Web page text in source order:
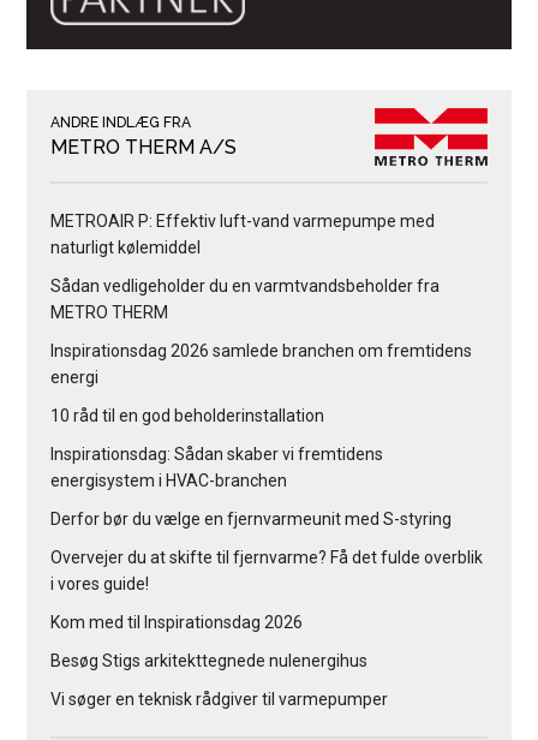
ANDRE INDLÆG FRA
METRO THERM A/S
METROAIR P: Effektiv luft-vand varmepumpe med
naturligt kølemiddel
Sådan vedligeholder du en varmtvandsbeholder fra
METRO THERM
Inspirationsdag 2026 samlede branchen om fremtidens
energi
10 råd til en god beholderinstallation
Inspirationsdag: Sådan skaber vi fremtidens
energisystem i HVAC-branchen
Derfor bør du vælge en fjernvarmeunit med S-styring
Overvejer du at skifte til fjernvarme? Få det fulde overblik
i vores guide!
Kom med til Inspirationsdag 2026
Besøg Stigs arkitekttegnede nulenergihus
Vi søger en teknisk rådgiver til varmepumper